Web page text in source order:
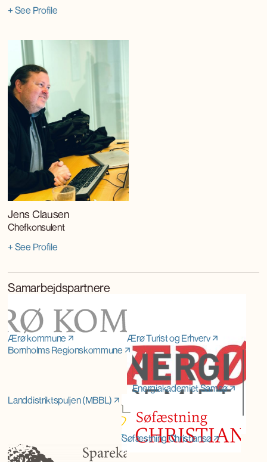
+ See Profile
Jens Clausen
Chefkonsulent
+ See Profile
Samarbejdspartnere
Ærø kommune
Ærø Turist og Erhverv
Bornholms Regionskommune
Energiakademiet Samsø
Landdistriktspuljen (MBBL)
Søfæstning Christiansø